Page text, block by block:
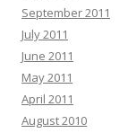
September 2011
July 2011
June 2011
May 2011
April 2011
August 2010